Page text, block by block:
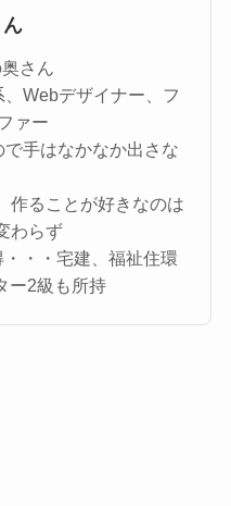
さん
Webデザイナー、フ
ァー
手はなかなか出さな
作ることが好きなのは
わらず
・・宅建、福祉住環
ー2級も所持